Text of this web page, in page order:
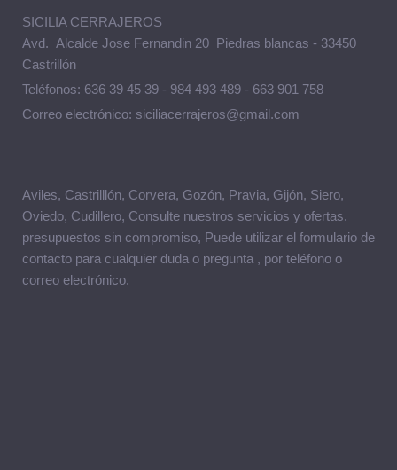
SICILIA CERRAJEROS
Avd. Alcalde Jose Fernandin 20 Piedras blancas - 33450
Castrillón
Teléfonos: 636 39 45 39 - 984 493 489 - 663 901 758
Correo electrónico: siciliacerrajeros@gmail.com
Aviles, Castrilllón, Corvera, Gozón, Pravia, Gijón, Siero,
Oviedo, Cudillero, Consulte nuestros servicios y ofertas.
presupuestos sin compromiso, Puede utilizar el formulario de
contacto para cualquier duda o pregunta , por teléfono o
correo electrónico.